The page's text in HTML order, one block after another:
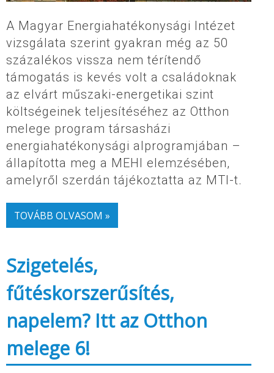
A Magyar Energiahatékonysági Intézet
vizsgálata szerint gyakran még az 50
százalékos vissza nem térítendő
támogatás is kevés volt a családoknak
az elvárt műszaki-energetikai szint
költségeinek teljesítéséhez az Otthon
melege program társasházi
energiahatékonysági alprogramjában –
állapította meg a MEHI elemzésében,
amelyről szerdán tájékoztatta az MTI-t.
TOVÁBB OLVASOM »
Szigetelés,
fűtéskorszerűsítés,
napelem? Itt az Otthon
melege 6!